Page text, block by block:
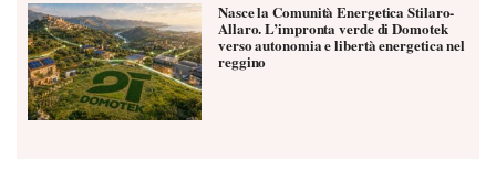
Nasce la Comunità Energetica Stilaro-
Allaro. L’impronta verde di Domotek
verso autonomia e libertà energetica nel
reggino